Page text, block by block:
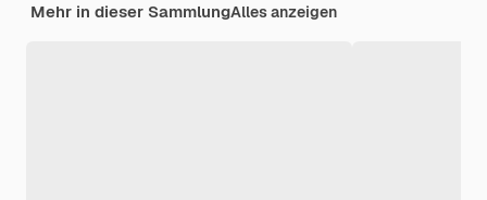
Mehr in dieser SammlungAlles anzeigen